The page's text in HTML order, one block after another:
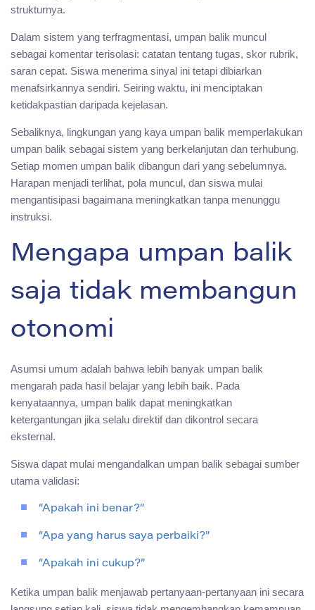
strukturnya.
Dalam sistem yang terfragmentasi, umpan balik muncul
sebagai komentar terisolasi: catatan tentang tugas, skor rubrik,
saran cepat. Siswa menerima sinyal ini tetapi dibiarkan
menafsirkannya sendiri. Seiring waktu, ini menciptakan
ketidakpastian daripada kejelasan.
Sebaliknya, lingkungan yang kaya umpan balik memperlakukan
umpan balik sebagai sistem yang berkelanjutan dan terhubung.
Setiap momen umpan balik dibangun dari yang sebelumnya.
Harapan menjadi terlihat, pola muncul, dan siswa mulai
mengantisipasi bagaimana meningkatkan tanpa menunggu
instruksi.
Mengapa umpan balik
saja tidak membangun
otonomi
Asumsi umum adalah bahwa lebih banyak umpan balik
mengarah pada hasil belajar yang lebih baik. Pada
kenyataannya, umpan balik dapat meningkatkan
ketergantungan jika selalu direktif dan dikontrol secara
eksternal.
Siswa dapat mulai mengandalkan umpan balik sebagai sumber
utama validasi:
“Apakah ini benar?”
“Apa yang harus saya perbaiki?”
“Apakah ini cukup?”
Ketika umpan balik menjawab pertanyaan-pertanyaan ini secara